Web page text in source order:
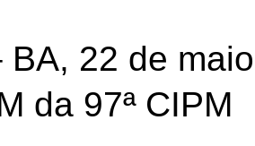
22 de
da 97ª CIPM